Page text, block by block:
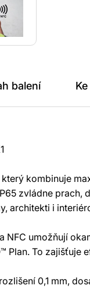
balení
kombinuje
zvládne
architekti i
NFC umožňují
Plan. To
0,1 mm,